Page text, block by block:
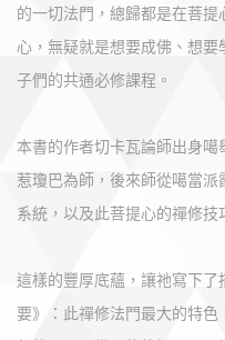
的一切法門，總歸都是在菩
心，無疑就是想要成佛、想
子們的共通必修課程。
本書的作者切卡瓦論師出身
惹瓊巴為師，後來師從噶當
系統，以及此菩提心的禪修技
這樣的豐厚底蘊，讓祂寫下
要》：此禪修法門最大的特